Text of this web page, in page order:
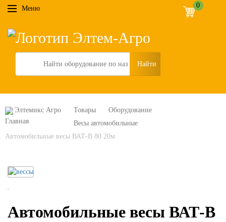
Меню 0
Search
Элтемикс Агро Товары
Оборудование
Весы автомобильные
Автомобильные весы ВАТ-В 80 20м
Автомобильные весы ВАТ-В